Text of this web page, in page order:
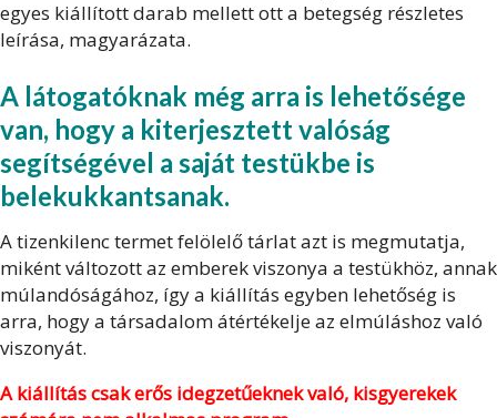
egyes kiállított darab mellett ott a betegség részletes
leírása, magyarázata.
A látogatóknak még arra is lehetősége
van, hogy a kiterjesztett valóság
segítségével a saját testükbe is
belekukkantsanak.
A tizenkilenc termet felölelő tárlat azt is megmutatja,
miként változott az emberek viszonya a testükhöz, annak
múlandóságához, így a kiállítás egyben lehetőség is
arra, hogy a társadalom átértékelje az elmúláshoz való
viszonyát.
A kiállítás csak erős idegzetűeknek való, kisgyerekek